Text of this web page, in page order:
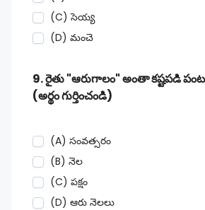
(C) సెయ్య
(D) మంచె
9. రైతు "ఆరుగాలం" అంతా కష్టపడి
(అర్థం గుర్తించండి)
(A) సంవత్సరం
(B) నెల
(C) పక్షం
(D) ఆరు నెలలు